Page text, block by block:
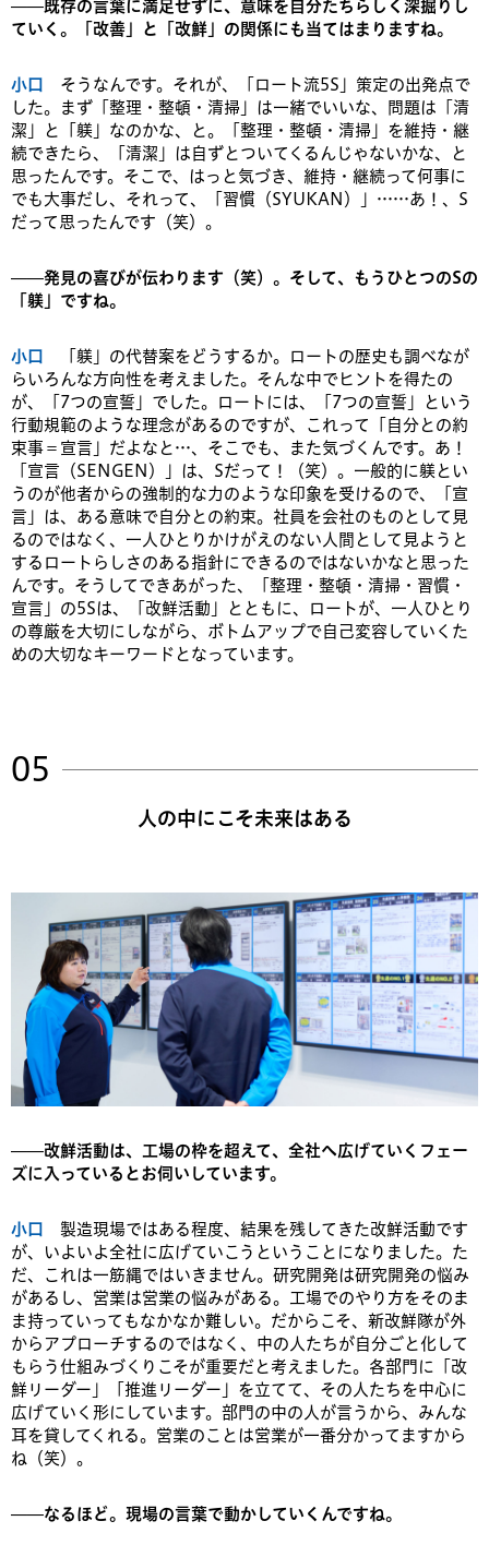
——既存の言葉に満足せずに、意味を自分たちらしく深掘りし
ていく。「改善」と「改鮮」の関係にも当てはまりますね。
小口 そうなんです。それが、「ロート流5S」策定の出発点で
した。まず「整理・整頓・清掃」は一緒でいいな、問題は「清
潔」と「躾」なのかな、と。「整理・整頓・清掃」を維持・継
続できたら、「清潔」は自ずとついてくるんじゃないかな、と
思ったんです。そこで、はっと気づき、維持・継続って何事に
でも大事だし、それって、「習慣（SYUKAN）」……あ！、S
だって思ったんです（笑）。
——発見の喜びが伝わります（笑）。そして、もうひとつのSの
「躾」ですね。
小口 「躾」の代替案をどうするか。ロートの歴史も調べなが
らいろんな方向性を考えました。そんな中でヒントを得たの
が、「7つの宣誓」でした。ロートには、「7つの宣誓」という
行動規範のような理念があるのですが、これって「自分との約
束事＝宣言」だよなと…、そこでも、また気づくんです。あ！
「宣言（SENGEN）」は、Sだって！（笑）。一般的に躾とい
うのが他者からの強制的な力のような印象を受けるので、「宣
言」は、ある意味で自分との約束。社員を会社のものとして見
るのではなく、一人ひとりかけがえのない人間として見ようと
するロートらしさのある指針にできるのではないかなと思った
んです。そうしてできあがった、「整理・整頓・清掃・習慣・
宣言」の5Sは、「改鮮活動」とともに、ロートが、一人ひとり
の尊厳を大切にしながら、ボトムアップで自己変容していくた
めの大切なキーワードとなっています。
人の中にこそ未来はある
——改鮮活動は、工場の枠を超えて、全社へ広げていくフェー
ズに入っているとお伺いしています。
小口 製造現場ではある程度、結果を残してきた改鮮活動です
が、いよいよ全社に広げていこうということになりました。た
だ、これは一筋縄ではいきません。研究開発は研究開発の悩み
があるし、営業は営業の悩みがある。工場でのやり方をそのま
ま持っていってもなかなか難しい。だからこそ、新改鮮隊が外
からアプローチするのではなく、中の人たちが自分ごと化して
もらう仕組みづくりこそが重要だと考えました。各部門に「改
鮮リーダー」「推進リーダー」を立てて、その人たちを中心に
広げていく形にしています。部門の中の人が言うから、みんな
耳を貸してくれる。営業のことは営業が一番分かってますから
ね（笑）。
——なるほど。現場の言葉で動かしていくんですね。